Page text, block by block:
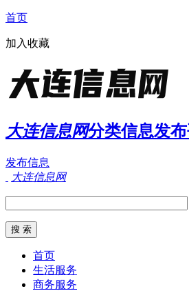
首页
加入收藏
大连信息网分类信息发
发布信息
大连信息网
首页
生活服务
商务服务